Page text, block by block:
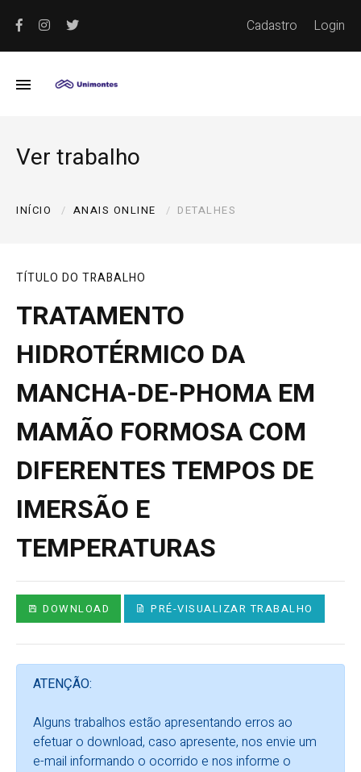
Cadastro Login
Ver trabalho
INÍCIO ANAIS ONLINE DETALHES
TÍTULO DO TRABALHO
TRATAMENTO
HIDROTÉRMICO DA
MANCHA-DE-PHOMA EM
MAMÃO FORMOSA COM
DIFERENTES TEMPOS DE
IMERSÃO E
TEMPERATURAS
DOWNLOAD PRÉ-VISUALIZAR TRABALHO
ATENÇÃO:
Alguns trabalhos estão apresentando erros ao
efetuar o download, caso apresente, nos envie um
e-mail informando o ocorrido e nos informe o